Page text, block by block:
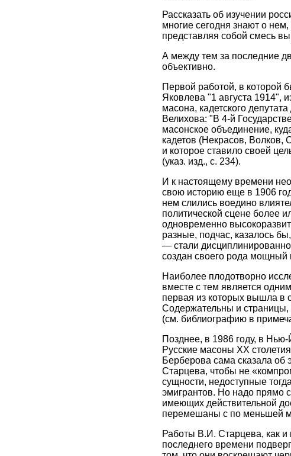
Рассказать об изучении
многие сегодня знают о
представляя собой смесь
А между тем за последние
объективно.
Первой работой, в которой
Яковлева "1 августа 1914",
масона, кадетского
Велихова: "В 4-й
масонское объединение,
кадетов (Некрасов, Волков,
и которое ставило своей
(указ. изд., с. 234).
И к настоящему времени
свою историю еще в 1906
нем слились воедино
политической сцене более
одновременно
разные, подчас, казалось
— стали
создан своего рода мощный
Наиболее плодотворно
вместе с тем является
первая из которых вышла в
Содержательны и страницы,
(см. библиографию в
Позднее, в 1986 году, в
Русские масоны XX
Берберова сама сказала
Старцева, чтобы не
сущности, недоступные
эмигрантов. Но надо прямо
имеющих действительной
перемешаны с по меньшей
Работы В.И. Старцева, как и
последнего времени